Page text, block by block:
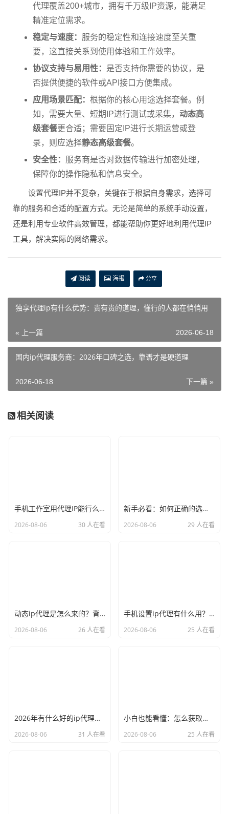
代理覆盖200+城市，拥有千万级IP资源，能满足
精准定位需求。
稳定与速度： 服务的稳定性和连接速度至关重
要，这直接关系到使用体验和工作效率。
协议支持与易用性： 是否支持你需要的协议，是
否提供便捷的软件或API接口方便集成。
应用场景匹配：根据你的核心用途选择套餐。例
如，需要大量、短期IP进行测试或采集， 动态高
级套餐更合适；需要固定IP进行长期运营或登
录，则应选择静态高级套餐。
安全性： 服务商是否对数据传输进行加密处理，
保障你的操作隐私和信息安全。
设置代理IP并不复杂，关键在于根据自身需求，选择可
靠的服务和合适的配置方式。无论是简单的系统手动设置，
还是利用专业软件高效管理，都能帮助你更好地利用代理IP
工具，解决实际的网络需求。
阅读 海报 分享
独享代理ip有什么优势：贵有贵的道理，懂行的人都在悄悄用
« 上一篇 2026-06-18
国内ip代理服务商：2026年口碑之选，靠谱才是硬道理
下一篇 »
2026-06-18
相关阅读
手机工作室用代理IP能行么？过来人的经验告诉你答案
2026-08-06 30 人在看
新手必看：如何正确的选择代理ip软件，别再交智商税了
2026-08-06 29 人在看
动态ip代理是怎么来的？背后的原理比你想象的精彩
2026-08-06 26 人在看
手机设置ip代理有什么用？不只是改定位那么简单
2026-08-06 25 人在看
2026年有什么好的ip代理软件？亲测后我只推荐这几个
2026-08-06 31 人在看
小白也能看懂：怎么获取代理ip和端口号，一步步教会你
2026-08-06 25 人在看